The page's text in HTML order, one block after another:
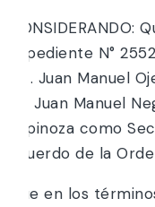
CONSIDERANDO:
Expediente N°
Lic. Juan Manuel
Dr. Juan Manuel
Espinoza como
acuerdo de la
Que en los